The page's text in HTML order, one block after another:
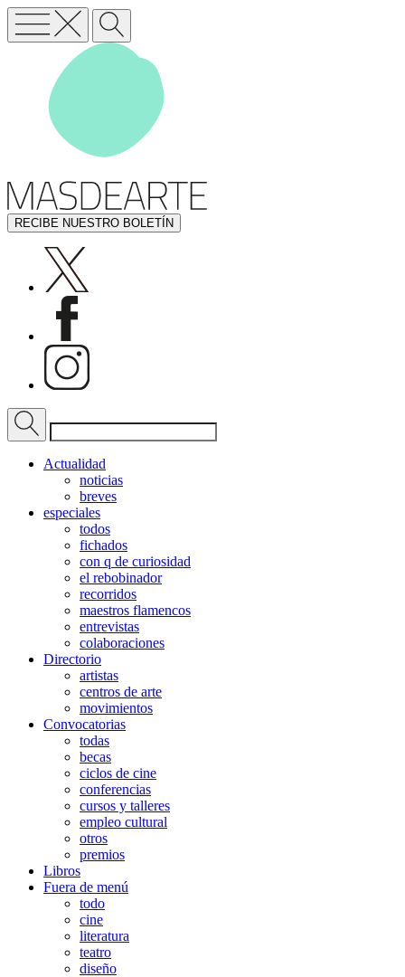
RECIBE NUESTRO BOLETÍN
Actualidad
noticias
breves
especiales
todos
fichados
con q de curiosidad
el rebobinador
recorridos
maestros flamencos
entrevistas
colaboraciones
Directorio
artistas
centros de arte
movimientos
Convocatorias
todas
becas
ciclos de cine
conferencias
cursos y talleres
empleo cultural
otros
premios
Libros
Fuera de menú
todo
cine
literatura
teatro
diseño